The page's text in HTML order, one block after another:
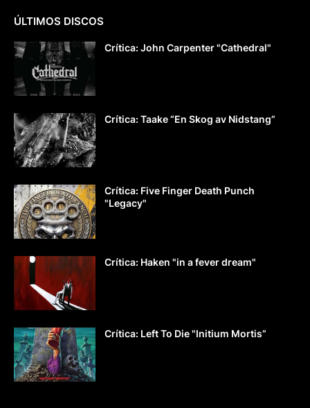
ÚLTIMOS DISCOS
Crítica: John Carpenter "Cathedral"
Crítica: Taake “En Skog av Nidstang”
Crítica: Five Finger Death Punch
"Legacy"
Crítica: Haken "in a fever dream"
Crítica: Left To Die "Initium Mortis”